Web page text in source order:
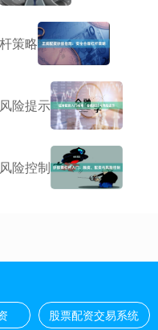
策略
险提示
险控制
股票配资交易系统